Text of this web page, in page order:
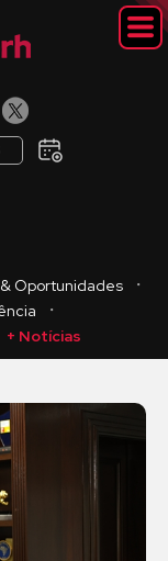
Oportunidades
・
・
+ Notícias